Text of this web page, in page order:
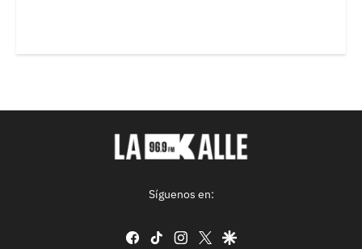
Síguenos en:
facebook
tiktok instagram
twittergoogle